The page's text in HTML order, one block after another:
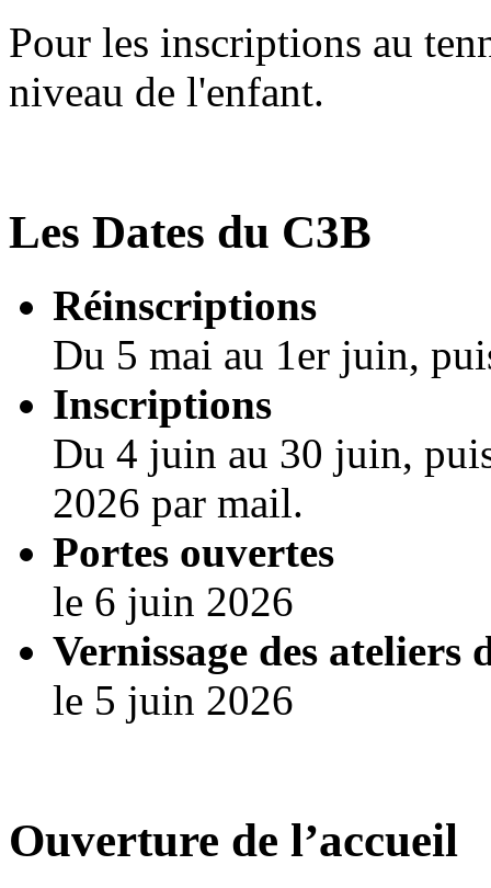
Pour les inscriptions au
niveau de l'enfant.
Les Dates du C3B
Réinscriptions
Du 5 mai au 1er juin,
Inscriptions
Du 4 juin au 30 juin,
2026 par mail.
Portes ouvertes
le 6 juin 2026
Vernissage des ateliers
le 5 juin 2026
Ouverture de l’accueil